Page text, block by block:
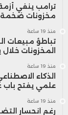
ترامب ينفي
مخزونات ضخمة
منذ 19 ساعة
تباطؤ مبيعات
المخزونات خلال
منذ 19 ساعة
الذكاء
علمي يفتح باب
منذ 19 ساعة